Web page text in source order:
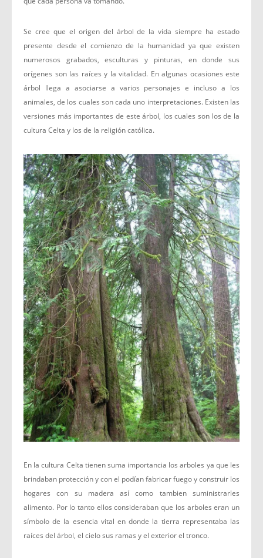
Se cree que el origen del árbol de la vida siempre ha estado
presente desde el comienzo de la humanidad ya que existen
numerosos grabados, esculturas y pinturas, en donde sus
orígenes son las raíces y la vitalidad. En algunas ocasiones este
árbol llega a asociarse a varios personajes e incluso a los
animales, de los cuales son cada uno interpretaciones. Existen las
versiones más importantes de este árbol, los cuales son los de la
cultura Celta y los de la religión católica.
En la cultura Celta tienen suma importancia los arboles ya que les
brindaban protección y con el podían fabricar fuego y construir los
hogares con su madera así como tambien suministrarles
alimento. Por lo tanto ellos consideraban que los arboles eran un
símbolo de la esencia vital en donde la tierra representaba las
raíces del árbol, el cielo sus ramas y el exterior el tronco.